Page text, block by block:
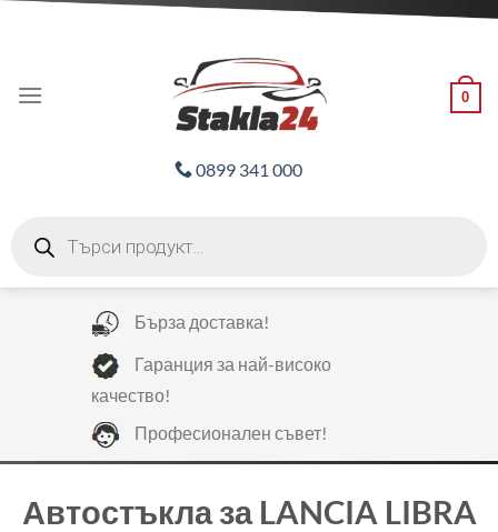
0
0899 341 000
search
Бърза доставка!
Гаранция за най-високо
качество!
Професионален съвет!
Автостъкла за LANCIA LIBRA